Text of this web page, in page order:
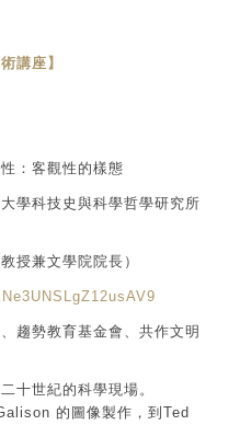
講座】
：客觀性的樣態
學科技史與科學哲學研究所
授兼文學院院長）
趨勢教育基金會、共作文明
十世紀的科學現場。
的圖像製作，到 Ted